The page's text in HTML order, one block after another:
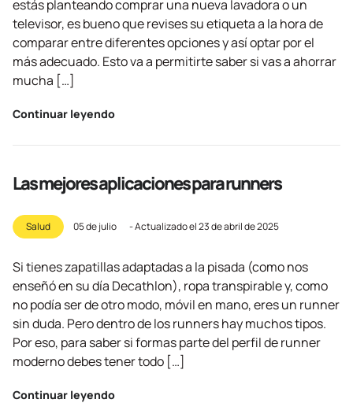
estás planteando comprar una nueva lavadora o un
televisor, es bueno que revises su etiqueta a la hora de
comparar entre diferentes opciones y así optar por el
más adecuado. Esto va a permitirte saber si vas a ahorrar
mucha […]
Continuar leyendo
Las mejores aplicaciones para runners
Salud 05 de julio - Actualizado el23 de abril de 2025
Si tienes zapatillas adaptadas a la pisada (como nos
enseñó en su día Decathlon), ropa transpirable y, como
no podía ser de otro modo, móvil en mano, eres un runner
sin duda. Pero dentro de los runners hay muchos tipos.
Por eso, para saber si formas parte del perfil de runner
moderno debes tener todo […]
Continuar leyendo